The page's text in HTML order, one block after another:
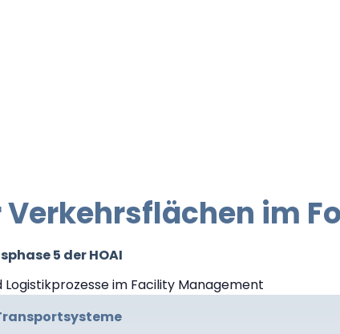
im
5 der HOAI